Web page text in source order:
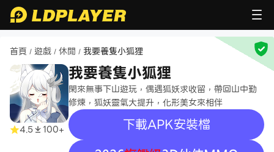
首頁 / 遊戲 / 休閒 / 我要養隻小狐狸
4.5 100+
我要養隻小狐狸
閑來無事下山遊玩，偶遇狐妖求收留，帶回山中勤
修煉，狐妖靈氣大提升，化形美女來相伴
下載APK安裝檔
recommend